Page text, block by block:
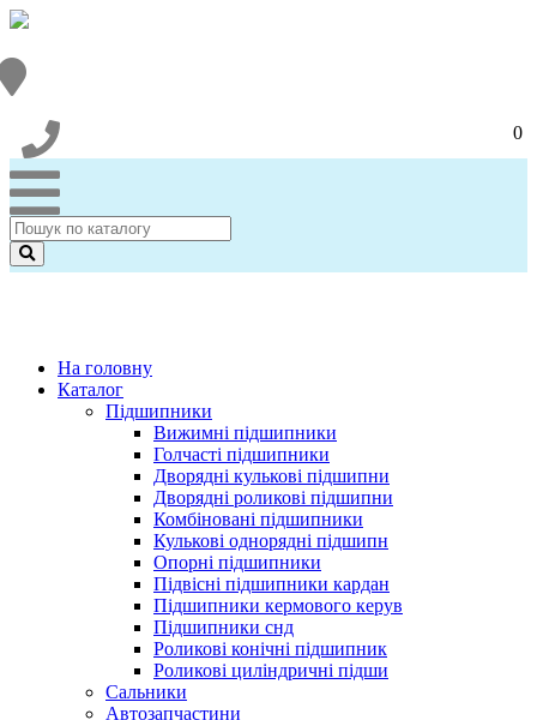
0
На головну
Каталог
Підшипники
Вижимні підшипники
Голчасті підшипники
Дворядні кулькові підшипни
Дворядні роликові підшипни
Комбіновані підшипники
Кулькові однорядні підшипн
Опорні підшипники
Підвісні підшипники кардан
Підшипники кермового керув
Підшипники снд
Роликові конічні підшипник
Роликові циліндричні підши
Сальники
Автозапчастини